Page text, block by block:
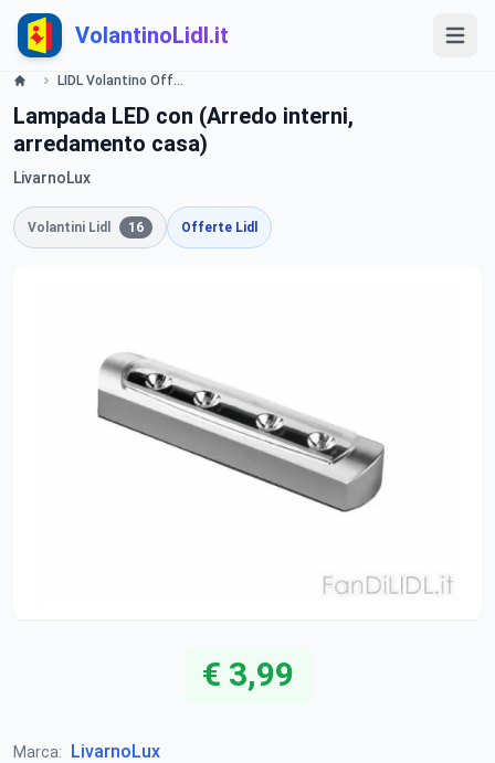
VolantinoLidl.it
LIDL Volantino Offerte e Promozioni - Illuminazione - Offerte valide dal 3 dicembre 2015 Lidl
Lampada LED con (Arredo interni,
arredamento casa)
LivarnoLux
Volantini Lidl 16 Offerte Lidl
€ 3,99
Marca: LivarnoLux